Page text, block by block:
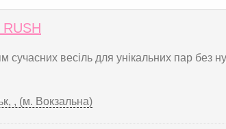
RUSH
весіль для унікальних пар без
, (м. Вокзальна)